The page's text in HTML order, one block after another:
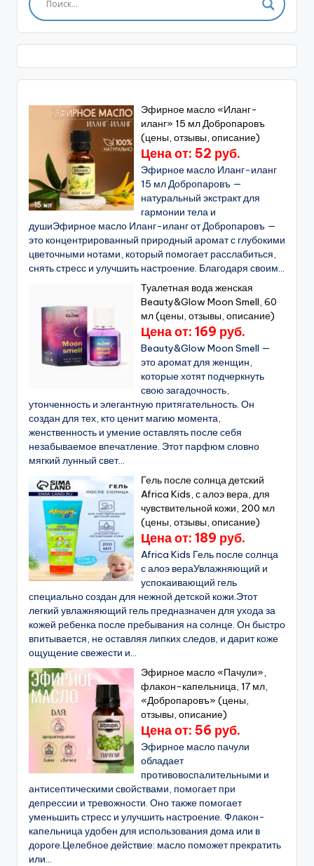
Эфирное масло «Иланг-
иланг» 15 мл Добропаровъ
(цены, отзывы, описание)
Цена от: 52 руб.
Эфирное масло Иланг-иланг
15 мл Добропаровъ —
натуральный экстракт для
гармонии тела и
душиЭфирное масло Иланг-иланг от Добропаровъ —
это концентрированный природный аромат с глубокими
цветочными нотами, который помогает расслабиться,
снять стресс и улучшить настроение. Благодаря своим...
Туалетная вода женская
Beauty&Glow Moon Smell, 60
мл (цены, отзывы, описание)
Цена от: 169 руб.
Beauty&Glow Moon Smell —
это аромат для женщин,
которые хотят подчеркнуть
свою загадочность,
утонченность и элегантную притягательность. Он
создан для тех, кто ценит магию момента,
женственность и умение оставлять после себя
незабываемое впечатление. Этот парфюм словно
мягкий лунный свет...
Гель после солнца детский
Africa Kids, с алоэ вера, для
чувствительной кожи, 200 мл
(цены, отзывы, описание)
Цена от: 189 руб.
Africa Kids Гель после солнца
с алоэ вераУвлажняющий и
успокаивающий гель
специально создан для нежной детской кожи.Этот
легкий увлажняющий гель предназначен для ухода за
кожей ребенка после пребывания на солнце. Он быстро
впитывается, не оставляя липких следов, и дарит коже
ощущение свежести и...
Эфирное масло «Пачули»,
флакон-капельница, 17 мл,
«Добропаровъ» (цены,
отзывы, описание)
Цена от: 56 руб.
Эфирное масло пачули
обладает
противовоспалительными и
антисептическими свойствами, помогает при
депрессии и тревожности. Оно также помогает
уменьшить стресс и улучшить настроение. Флакон-
капельница удобен для использования дома или в
дороге.Целебное действие: масло поможет прекратить
или...